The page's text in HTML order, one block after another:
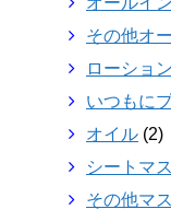
その他オ
ローション
いつもに
オイル (2)
シートマ
その他マ